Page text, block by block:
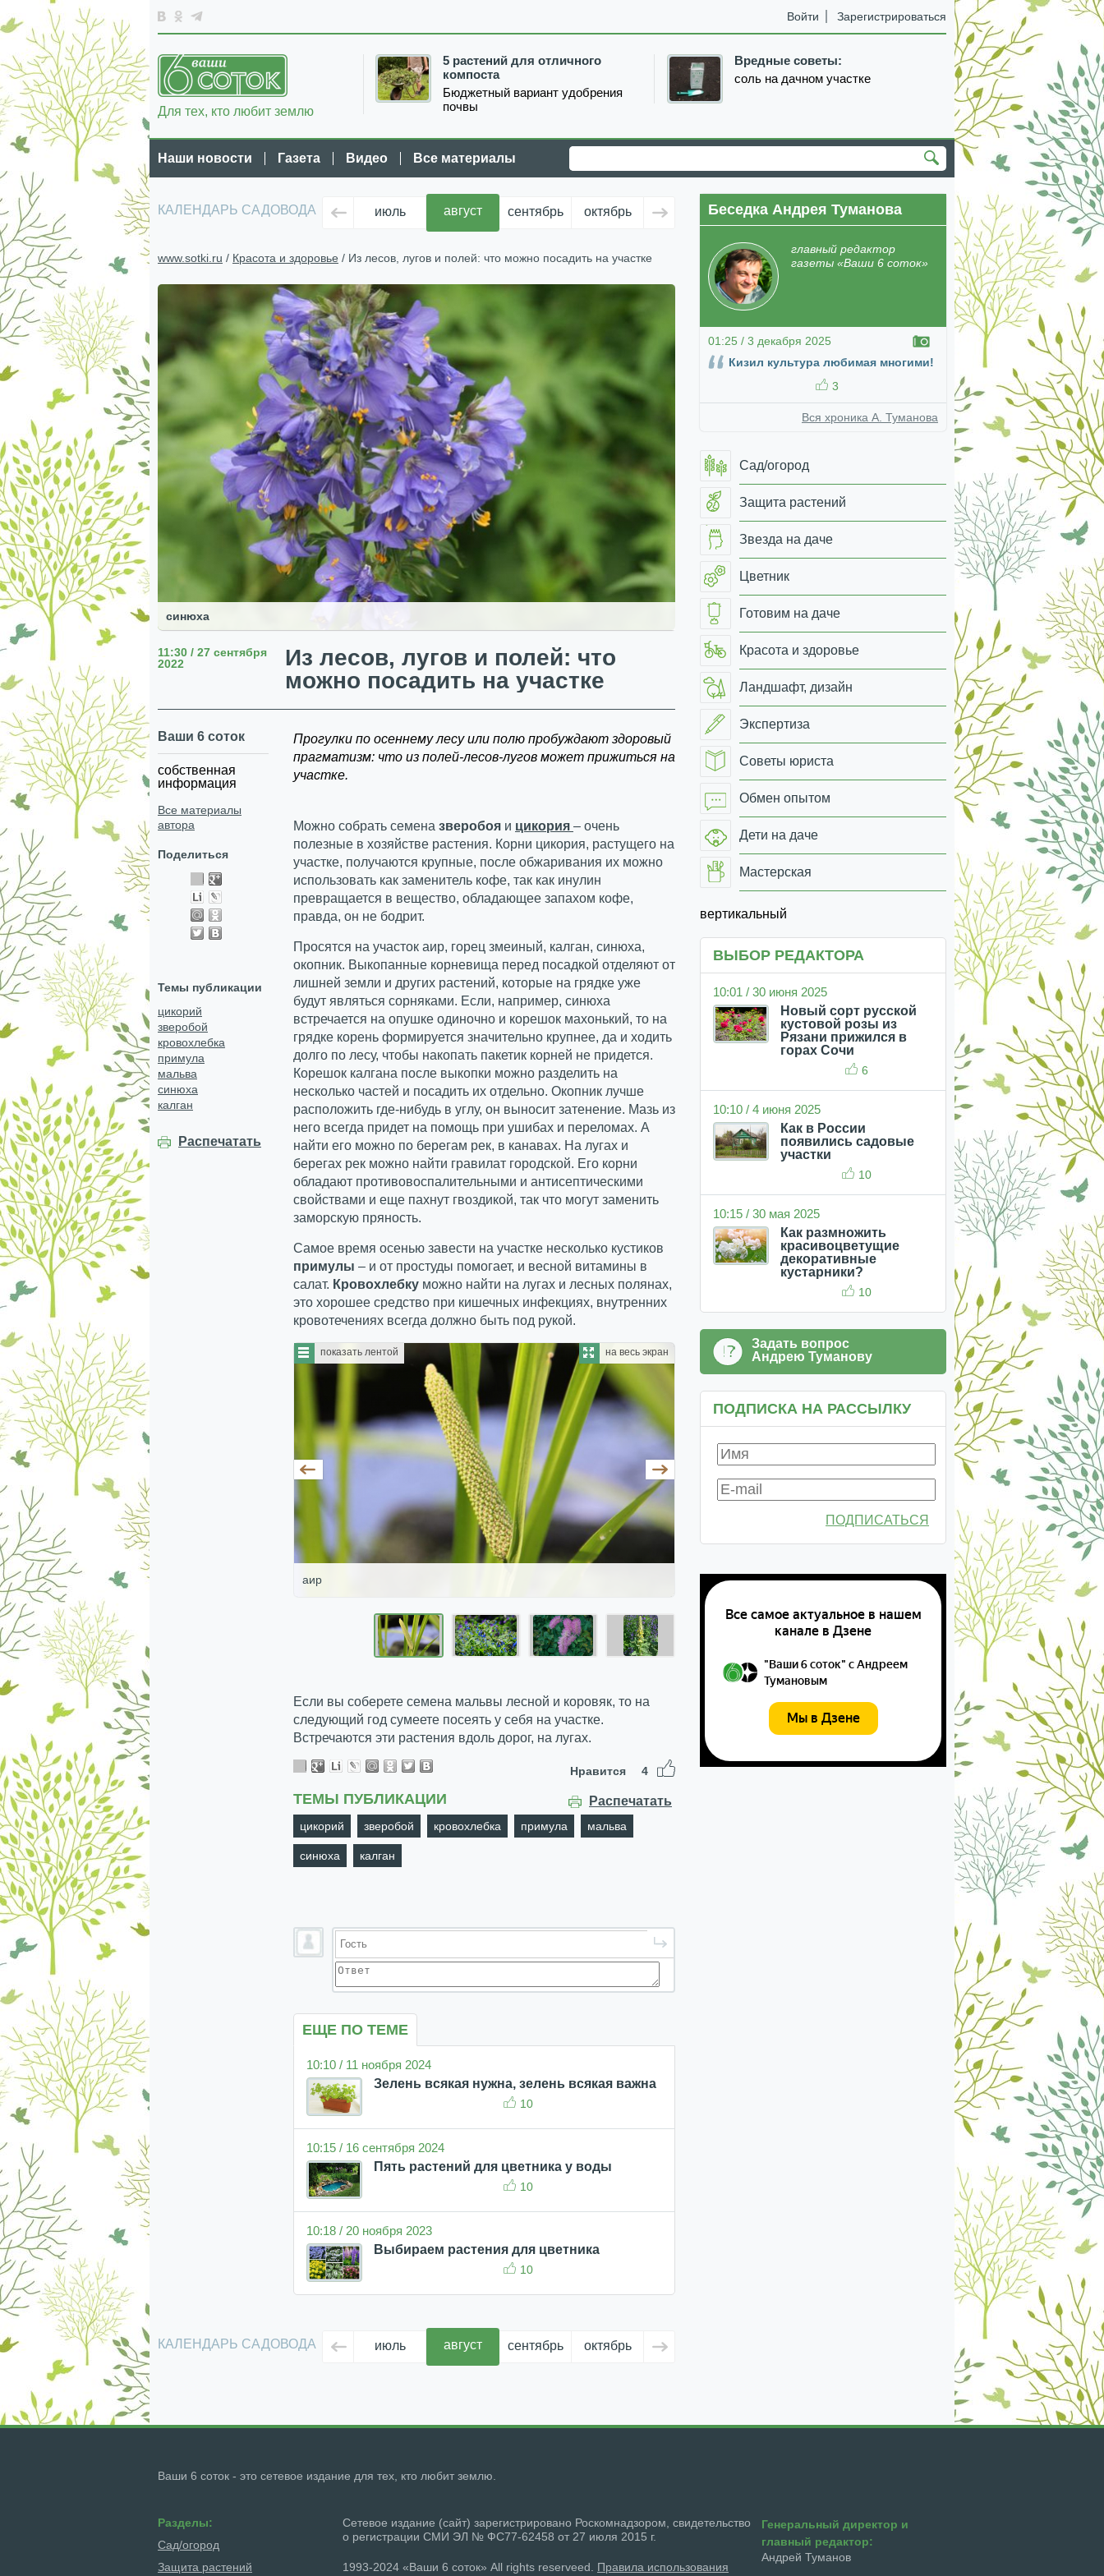
Войти Зарегистрироваться
5 растений для отличного
компоста
Бюджетный вариант удобрения
почвы
Вредные советы:
соль на дачном участке
Для тех, кто любит землю
Наши новости Газета Видео Все материалы
КАЛЕНДАРЬ САДОВОДА июль август сентябрь октябрь ноябрь декабрь январь февраль март апрель
www.sotki.ru / Красота и здоровье / Из лесов, лугов и полей: что можно посадить на участке
синюха
11:30 / 27 сентября
2022
Из лесов, лугов и полей: что
можно посадить на участке
Ваши 6 соток
собственная
информация
Все материалы
автора
Поделиться
Темы публикации
цикорий
зверобой
кровохлебка
примула
мальва
синюха
калган
Распечатать
Прогулки по осеннему лесу или полю пробуждают здоровый
прагматизм: что из полей-лесов-лугов может прижиться на
участке.
Можно собрать семена зверобоя и цикория – очень
полезные в хозяйстве растения. Корни цикория, растущего на
участке, получаются крупные, после обжаривания их можно
использовать как заменитель кофе, так как инулин
превращается в вещество, обладающее запахом кофе,
правда, он не бодрит.
Просятся на участок аир, горец змеиный, калган, синюха,
окопник. Выкопанные корневища перед посадкой отделяют от
лишней земли и других растений, которые на грядке уже
будут являться сорняками. Если, например, синюха
встречается на опушке одиночно и корешок махонький, то на
грядке корень формируется значительно крупнее, да и ходить
долго по лесу, чтобы накопать пакетик корней не придется.
Корешок калгана после выкопки можно разделить на
несколько частей и посадить их отдельно. Окопник лучше
расположить где-нибудь в углу, он выносит затенение. Мазь из
него всегда придет на помощь при ушибах и переломах. А
найти его можно по берегам рек, в канавах. На лугах и
берегах рек можно найти гравилат городской. Его корни
обладают противовоспалительными и антисептическими
свойствами и еще пахнут гвоздикой, так что могут заменить
заморскую пряность.
Самое время осенью завести на участке несколько кустиков
примулы – и от простуды помогает, и весной витамины в
салат. Кровохлебку можно найти на лугах и лесных полянах,
это хорошее средство при кишечных инфекциях, внутренних
кровотечениях всегда должно быть под рукой.
показать лентой на весь экран
аир
Если вы соберете семена мальвы лесной и коровяк, то на
следующий год сумеете посеять у себя на участке.
Встречаются эти растения вдоль дорог, на лугах.
Нравится 4
Распечатать
ТЕМЫ ПУБЛИКАЦИИ
цикорий зверобой кровохлебка примула мальва
синюха калган
ЕЩЕ ПО ТЕМЕ
10:10 / 11 ноября 2024
Зелень всякая нужна, зелень всякая важна
10
10:15 / 16 сентября 2024
Пять растений для цветника у воды
10
10:18 / 20 ноября 2023
Выбираем растения для цветника
10
КАЛЕНДАРЬ САДОВОДА июль август сентябрь октябрь ноябрь март апрель
Беседка Андрея Туманова
главный редактор
газеты «Ваши 6 соток»
01:25 / 3 декабря 2025
Кизил культура любимая многими!
3
Вся хроника А. Туманова
Сад/огород
Защита растений
Звезда на даче
Цветник
Готовим на даче
Красота и здоровье
Ландшафт, дизайн
Экспертиза
Советы юриста
Обмен опытом
Дети на даче
Мастерская
вертикальный
ВЫБОР РЕДАКТОРА
10:01 / 30 июня 2025
Новый сорт русской
кустовой розы из
Рязани прижился в
горах Сочи
6
10:10 / 4 июня 2025
Как в России
появились садовые
участки
10
10:15 / 30 мая 2025
Как размножить
красивоцветущие
декоративные
кустарники?
10
Задать вопрос
Андрею Туманову
ПОДПИСКА НА РАССЫЛКУ
ПОДПИСАТЬСЯ
Ваши 6 соток - это сетевое издание для тех, кто любит землю.
Разделы:
Сад/огород
Защита растений
Сетевое издание (сайт) зарегистрировано Роскомнадзором, свидетельство
о регистрации СМИ ЭЛ № ФС77-62458 от 27 июля 2015 г.
1993-2024 «Ваши 6 соток» All rights reserveed. Правила использования
Генеральный директор и
главный редактор:
Андрей Туманов